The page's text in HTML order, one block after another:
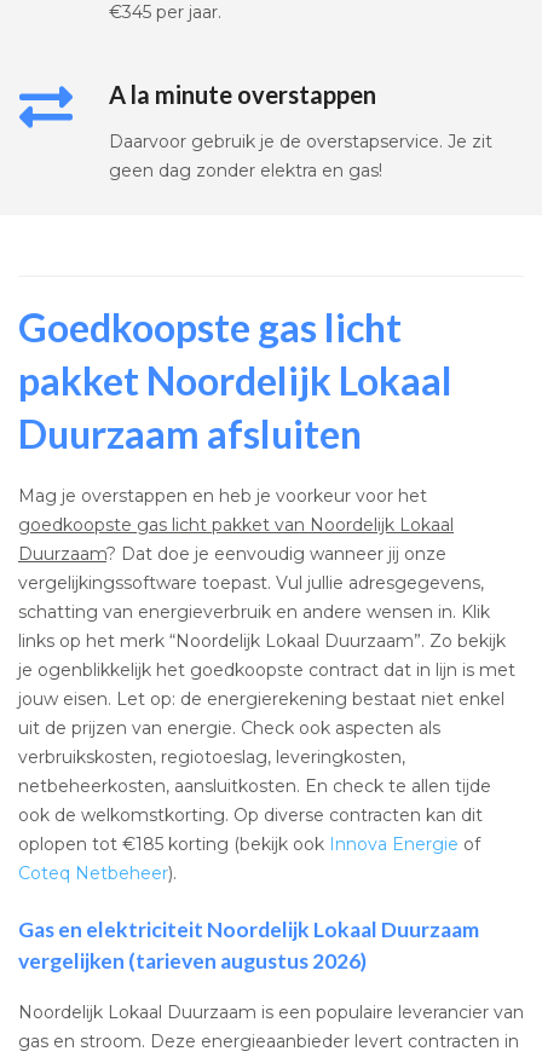
€345 per jaar.
A la minute overstappen
Daarvoor gebruik je de overstapservice. Je zit
geen dag zonder elektra en gas!
Goedkoopste gas licht
pakket Noordelijk Lokaal
Duurzaam afsluiten
Mag je overstappen en heb je voorkeur voor het
goedkoopste gas licht pakket van Noordelijk Lokaal
Duurzaam? Dat doe je eenvoudig wanneer jij onze
vergelijkingssoftware toepast. Vul jullie adresgegevens,
schatting van energieverbruik en andere wensen in. Klik
links op het merk “Noordelijk Lokaal Duurzaam”. Zo bekijk
je ogenblikkelijk het goedkoopste contract dat in lijn is met
jouw eisen. Let op: de energierekening bestaat niet enkel
uit de prijzen van energie. Check ook aspecten als
verbruikskosten, regiotoeslag, leveringkosten,
netbeheerkosten, aansluitkosten. En check te allen tijde
ook de welkomstkorting. Op diverse contracten kan dit
oplopen tot €185 korting (bekijk ook Innova Energie of
Coteq Netbeheer).
Gas en elektriciteit Noordelijk Lokaal Duurzaam
vergelijken (tarieven augustus 2026)
Noordelijk Lokaal Duurzaam is een populaire leverancier van
gas en stroom. Deze energieaanbieder levert contracten in